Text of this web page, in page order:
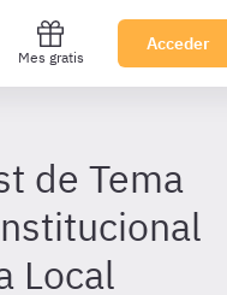
Mes gratis
Acceder
de Tema
Local